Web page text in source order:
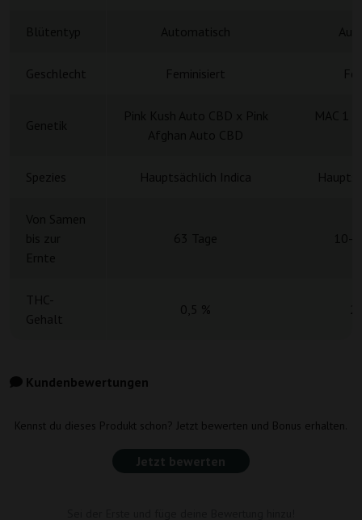
Geschlecht Feminisiert
Spezies Hauptsächlich Indica
THC-
Gehalt
0,5 %
Kundenbewertungen
Kennst du dieses Produkt schon? Jetzt bewerten und Bonus erhalten.
Jetzt bewerten